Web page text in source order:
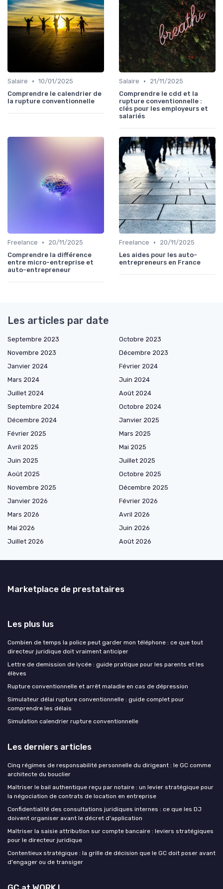
Salaire • 10/01/2025
Comprendre le calendrier de
la rupture conventionnelle
Salaire •
21/11/2025
Comprendre le cdd et la
rupture conventionnelle :
clés pour les employeurs et
salariés
Freelance •
20/11/2025
Comprendre la différence
entre micro-entreprise et
auto-entrepreneur
Freelance •
20/11/2025
Les aides pour les auto-
entrepreneurs en France
Les articles par date
Septembre 2023
Octobre 2023
Novembre 2023
Décembre 2023
Janvier 2024
Février 2024
Mars 2024
Juin 2024
Juillet 2024
Août 2024
Septembre 2024
Octobre 2024
Décembre 2024
Janvier 2025
Février 2025
Mars 2025
Avril 2025
Mai 2025
Juin 2025
Juillet 2025
Août 2025
Octobre 2025
Novembre 2025
Décembre 2025
Janvier 2026
Février 2026
Mars 2026
Avril 2026
Mai 2026
Juin 2026
Juillet 2026
Août 2026
Marketplace de prestataires
Les plus lus
Combien de temps la police peut garder mon téléphone : ce que tout
directeur juridique doit vraiment anticiper
Lettre de demission de lycée : guide pratique pour les parents et les
élèves
Rupture conventionnelle et arrêt maladie en cas de dépression
Simulateur délai rupture conventionnelle : guide complet pour
comprendre les délais
Simulation calendrier rupture conventionnelle
Les derniers articles
Cinq régimes de responsabilité personnelle du dirigeant : le GC comme
architecte du bouclier
Maîtriser le bail authentique reçu par notaire : un levier stratégique pour
la négociation de contrats de location en entreprise
Confidentialité des consultations juridiques internes : ce que les DJ
doivent organiser avant le décret d'application
Maîtriser la saisie attribution sur compte bancaire : leviers stratégiques
pour le directeur juridique
Contentieux stratégique : la grille de décision que le GC doit poser avant
d'engager ou de transiger